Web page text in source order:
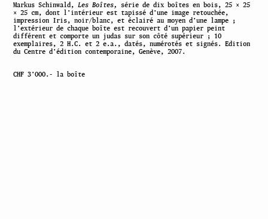
Markus Schinwald, Les Boîtes,série de dix boîtes en bois, 25 × 25
× 25 cm, dont l’intérieur est tapissé d’une image retouchée,
impression Iris, noir/blanc, et éclairé au moyen d’une lampe ;
l’extérieur de chaque boîte est recouvert d’un papier peint
différent et comporte un judas sur son côté supérieur ; 10
exemplaires, 2 H.C. et 2 e.a., datés, numérotés et signés. Edition
du Centre d’édition contemporaine, Genève, 2007.
CHF 3’000.- la boîte